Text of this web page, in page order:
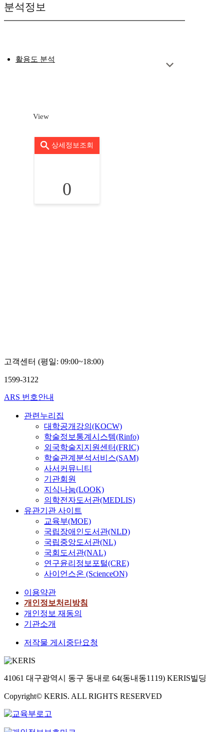
분석정보
활용도 분석
View
상세정보조회
0
고객센터 (평일: 09:00~18:00)
1599-3122
ARS 번호안내
관련누리집
대학공개강의(KOCW)
학술정보통계시스템(Rinfo)
외국학술지지원센터(FRIC)
학술관계분석서비스(SAM)
사서커뮤니티
기관회원
지식나눔(LOOK)
의학전자도서관(MEDLIS)
유관기관 사이트
교육부(MOE)
국립장애인도서관(NLD)
국립중앙도서관(NL)
국회도서관(NAL)
연구윤리정보포털(CRE)
사이언스온 (ScienceON)
이용약관
개인정보처리방침
개인정보 재동의
기관소개
저작물 게시중단요청
41061 대구광역시 동구 동내로 64(동내동1119) KERIS빌딩
Copyright© KERIS. ALL RIGHTS RESERVED